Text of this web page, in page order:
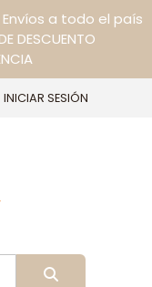
a todo el país
DESCUENTO
INICIAR SESIÓN